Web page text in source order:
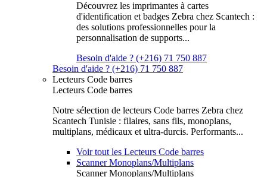
Découvrez les imprimantes à cartes
d'identification et badges Zebra chez Scantech :
des solutions professionnelles pour la
personnalisation de supports...
Besoin d'aide ? (+216) 71 750 887
Besoin d'aide ? (+216) 71 750 887
Lecteurs Code barres
Lecteurs Code barres
Notre sélection de lecteurs Code barres Zebra chez
Scantech Tunisie : filaires, sans fils, monoplans,
multiplans, médicaux et ultra-durcis. Performants...
Voir tout les Lecteurs Code barres
Scanner Monoplans/Multiplans
Scanner Monoplans/Multiplans